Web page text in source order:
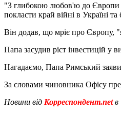
"З глибокою любов'ю до Європи
покласти край війні в Україні
Він додав, що мріє про Європу,
Папа засудив ріст інвестицій у
Нагадаємо, Папа Римський
За словами чиновника Офісу
Новини від Корреспондент.netв